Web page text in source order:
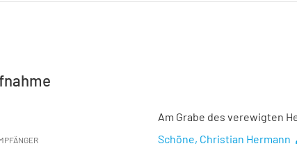
Am Grabe des verewigten
Schöne, Christian Hermann